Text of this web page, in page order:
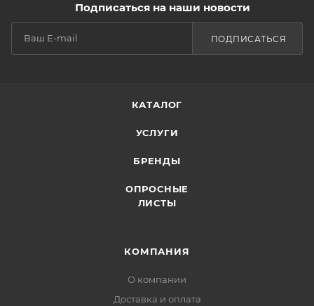
Подписаться на наши новости
ПОДПИСАТЬСЯ
КАТАЛОГ
УСЛУГИ
БРЕНДЫ
ОПРОСНЫЕ
ЛИСТЫ
КОМПАНИЯ
О компании
Доставка и оплата